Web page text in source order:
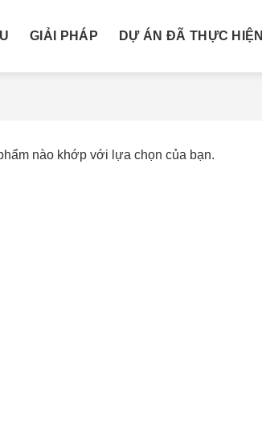
GIẢI PHÁP DỰ ÁN ĐÃ THỰC HIỆN
nào khớp với lựa chọn của bạn.